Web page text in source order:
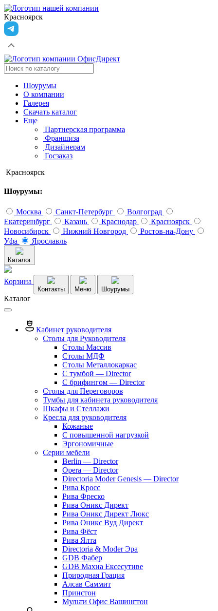
Красноярск
Шоурумы
О компании
Галерея
Скачать каталог
Еще
Партнерская программа
Франшиза
Дизайнерам
Госзаказ
Красноярск
Шоурумы:
Москва Санкт-Петербург
Волгоград
Екатеринбург
Казань Краснодар
Красноярск
Новосибирск
Нижний Новгород
Ростов-на-Дону
Уфа
Ярославль
Каталог
Корзина
Контакты Меню Шоурумы
Каталог
Кабинет руководителя
Столы для Руководителя
Столы Массив
Столы МДФ
Столы Металлокаркас
С тумбой — Director
C брифингом — Director
Столы для Переговоров
Тумбы для кабинета руководителя
Шкафы и Стеллажи
Кресла для руководителя
Кожаные
С повышенной нагрузкой
Эргономичные
Серии мебели
Berlin — Director
Opera — Director
Directoria Moder Genesis — Director
Рива Кросс
Рива Фреско
Рива Оникс Директ
Рива Оникс Директ Люкс
Рива Оникс Вуд Директ
Рива Фёст
Рива Ялта
Directoria & Moder Эра
GDB Фабер
GDB Махиа Ексесутиве
Природная Грация
Алсав Саммит
Принстон
Мульти Офис Вашингтон